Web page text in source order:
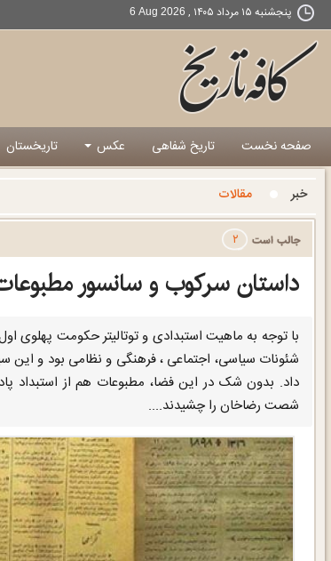
پنجشنبه ۱۵ مرداد ۱۴۰۵ , 6 Aug 2026
صفحه نخست تاریخ شفاهی عکس تاریخستان
خبر مقالات
۲
داستان سرکوب و سانسور
با توجه به ماهیت استبدادی و توتالیتر حکومت پهلوی
شئونات سیاسی، اجتماعی ، فرهنگی و نظامی بود و
داد. بدون شک در این فضا، مطبوعات هم از استبداد
شصت رضاخان را چشیدند....